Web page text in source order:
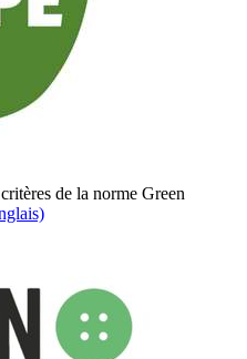
de la norme Green